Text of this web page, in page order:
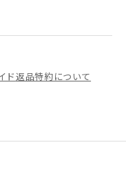
ド返品特約について